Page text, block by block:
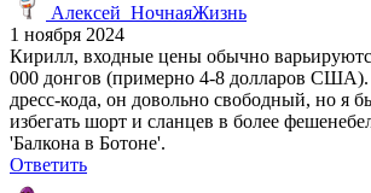
Алексей_НочнаяЖизнь
1 ноября 2024
Кирилл, входные цены обычно
000 донгов (примерно 4-8 долларов США).
дресс-кода, он довольно свободный, но я
избегать шорт и сланцев в более
'Балкона в Ботоне'.
Ответить